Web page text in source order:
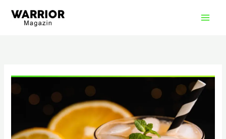
Inhalt